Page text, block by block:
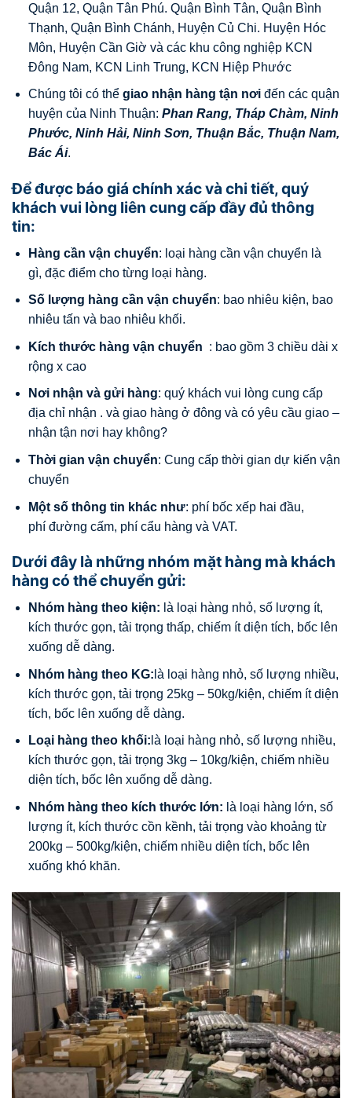
Quận 12, Quận Tân Phú. Quận Bình Tân, Quận Bình
Thạnh, Quận Bình Chánh, Huyện Củ Chi. Huyện Hóc
Môn, Huyện Cần Giờ và các khu công nghiệp KCN
Đông Nam, KCN Linh Trung, KCN Hiệp Phước
Chúng tôi có thể giao nhận hàng tận nơiđến các quận
huyện của Ninh Thuận: Phan Rang, Tháp Chàm, Ninh
Phước, Ninh Hải, Ninh Sơn, Thuận Bắc, Thuận Nam,
Bác Ái.
Để được báo giá chính xác và chi tiết, quý
khách vui lòng liên cung cấp đầy đủ thông
tin:
Hàng cần vận chuyển: loại hàng cần vận chuyển là
gì, đặc điểm cho từng loại hàng.
Số lượng hàng cần vận chuyển: bao nhiêu kiện, bao
nhiêu tấn và bao nhiêu khối.
Kích thước hàng vận chuyển : bao gồm 3 chiều dài x
rộng x cao
Nơi nhận và gửi hàng: quý khách vui lòng cung cấp
địa chỉ nhận . và giao hàng ở đông và có yêu cầu giao –
nhận tận nơi hay không?
Thời gian vận chuyển: Cung cấp thời gian dự kiến vận
chuyển
Một số thông tin khác như: phí bốc xếp hai đầu,
phí đường cấm, phí cẩu hàng và VAT.
Dưới đây là những nhóm mặt hàng mà khách
hàng có thể chuyển gửi:
Nhóm hàng theo kiện: là loại hàng nhỏ, số lượng ít,
kích thước gọn, tải trọng thấp, chiếm ít diện tích, bốc lên
xuống dễ dàng.
Nhóm hàng theo KG: là loại hàng nhỏ, số lượng nhiều,
kích thước gọn, tải trọng 25kg – 50kg/kiện, chiếm ít diện
tích, bốc lên xuống dễ dàng.
Loại hàng theo khối: là loại hàng nhỏ, số lượng nhiều,
kích thước gọn, tải trọng 3kg – 10kg/kiện, chiếm nhiều
diện tích, bốc lên xuống dễ dàng.
Nhóm hàng theo kích thước lớn: là loại hàng lớn, số
lượng ít, kích thước cồn kềnh, tải trọng vào khoảng từ
200kg – 500kg/kiện, chiếm nhiều diện tích, bốc lên
xuống khó khăn.